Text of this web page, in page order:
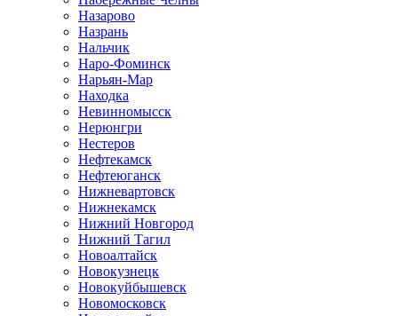
Назарово
Назрань
Нальчик
Наро-Фоминск
Нарьян-Мар
Находка
Невинномысск
Нерюнгри
Нестеров
Нефтекамск
Нефтеюганск
Нижневартовск
Нижнекамск
Нижний Новгород
Нижний Тагил
Новоалтайск
Новокузнецк
Новокуйбышевск
Новомосковск